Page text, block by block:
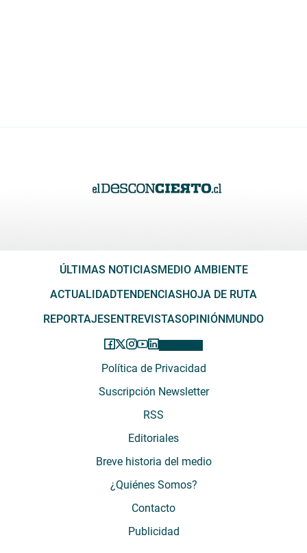
ÚLTIMAS NOTICIAS MEDIO AMBIENTE
ACTUALIDADTENDENCIAS HOJA DE RUTA
REPORTAJES ENTREVISTASOPINIÓN MUNDO
Política de Privacidad
Suscripción Newsletter
RSS
Editoriales
Breve historia del medio
¿Quiénes Somos?
Contacto
Publicidad